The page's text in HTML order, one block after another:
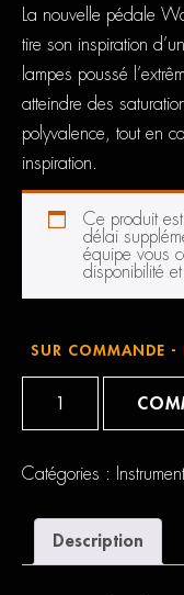
La nouvelle pédale
tire son inspiration
lampes poussé
atteindre des
polyvalence, tout en
inspiration.
Ce produit
délai
équipe vous
disponibilité
SUR COMMANDE -
Catégories :
Description